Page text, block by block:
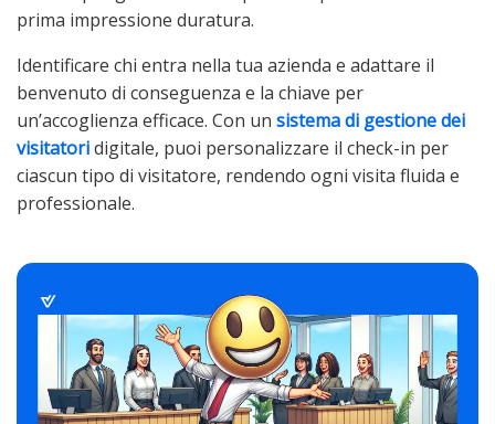
prima impressione duratura.
Identificare chi entra nella tua azienda e adattare il
benvenuto di conseguenza e la chiave per
un’accoglienza efficace. Con un sistema di gestione dei
visitatoridigitale, puoi personalizzare il check-in per
ciascun tipo di visitatore, rendendo ogni visita fluida e
professionale.